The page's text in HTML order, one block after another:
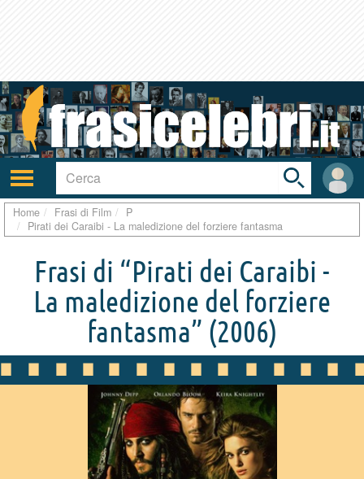
Attiva/disattiva
navigazione
User
area
Toggle
search
bar
Home Frasi di Film
P
Pirati dei Caraibi - La maledizione del forziere fantasma
Frasi di “Pirati dei Caraibi -
La maledizione del forziere
fantasma” (2006)